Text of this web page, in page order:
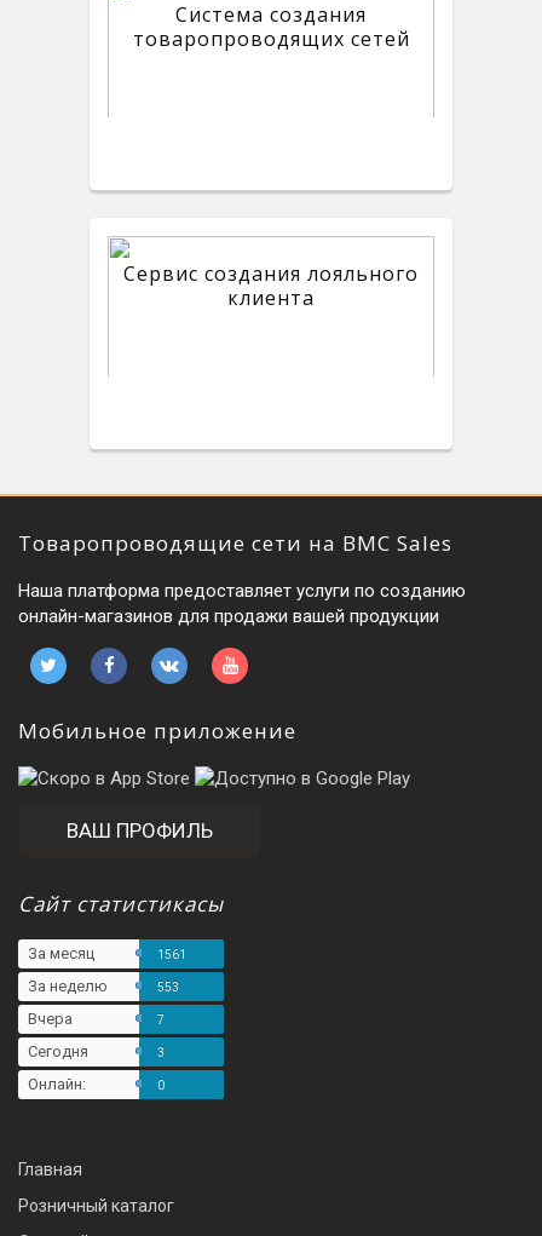
Система создания
товаропроводящих сетей
Сервис создания лояльного
клиента
Товаропроводящие сети на BMC Sales
Наша платформа предоставляет услуги по созданию
онлайн-магазинов для продажи вашей продукции
Мобильное приложение
ВАШ ПРОФИЛЬ
Сайт статистикасы
За месяц 1561
За неделю 553
Вчера 7
Сегодня 3
Онлайн: 0
Главная
Розничный каталог